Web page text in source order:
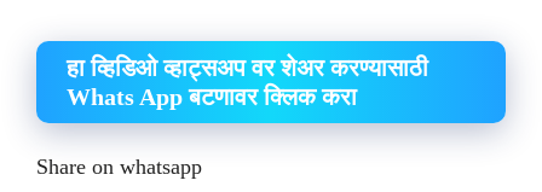
हा व्हिडिओ व्हाट्सअप वर शेअर करण्यासाठी
Whats App बटणावर क्लिक करा
Share on whatsapp